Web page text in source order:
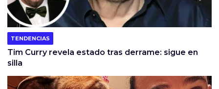
TENDENCIAS
Tim Curry revela estado tras derrame: sigue en
silla